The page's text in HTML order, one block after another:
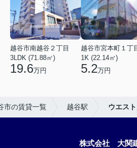
越谷市南越谷２丁目
3LDK (71.88㎡)
19.6万円
越谷市宮本町１丁
1K (22.14㎡)
5.2万円
市の賃貸一覧 越谷駅 ウエス
株式会社 大関